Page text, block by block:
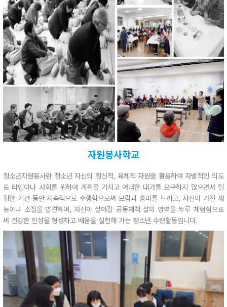
자원봉사학교
청소년자원봉사란 청소년 자신의 정신적, 육체적 자원을 활용하여 자발적인 의도
로 타인이나 사회를 위하여 계획을 가지고 어떠한 대가를 요구하지 않으면서 일
정한 기간 동안 지속적으로 수행함으로써 보람과 흥미를 느끼고, 자신이 가진 재
능이나 소질을 발견하며, 자신이 살아갈 공동체적 삶의 영역을 두루 체험함으로
써 건강한 인성을 형성하고 배움을 실천해 가는 청소년 수련활동입니다.